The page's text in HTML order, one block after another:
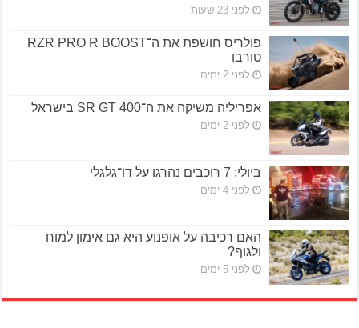
לפני 23 שעות
פולריס חושפת את ה־RZR PRO R BOOST
טורבו
לפני 2 ימים
אפריליה משיקה את ה־SR GT 400 בישראל
לפני 2 ימים
ביולי: 7 רוכבים נהרגו על דו־גלגלי
לפני 4 ימים
האם רכיבה על אופנוע היא גם אימון למוח
ולגוף?
לפני 5 ימים